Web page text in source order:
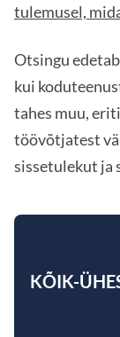
tulemusel,
Otsingu
kui
tahes muu,
töövõtjatest
sissetulekut ja
KÕIK-